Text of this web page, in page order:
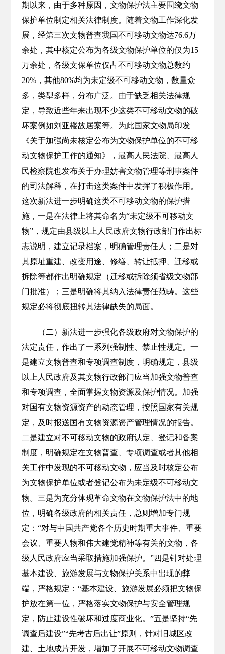
期以来，由于多种原因，文物保护法主要围绕文物
保护单位制定相关法律制度。随着文物工作深化发
展，经第三次文物普查我国不可移动文物达76.6万
余处，其中核定公布为各级文物保护单位的仅为15
万余处，各级文保单位仅占不可移动文物总数约
20%，其他80%均为未定级不可移动文物，数量众
多，类型多样，分布广泛。由于缺乏相关法律规
定，导致近些年来出现不少这类不可移动文物的破
坏案例如刘亚楼故居案等。为此国家文物局印发
《关于加强尚未核定公布为文物保护单位的不可移
动文物保护工作的通知》，最高人民法院、最高人
民检察院也发布关于办理妨害文物管理等刑事案件
的司法解释，在打击这类案件中发挥了积极作用。
这次新法进一步明确这类不可移动文物的保护措
施，一是在法律上将其命名为“未定级不可移动文
物”，规定由县级以上人民政府文物行政部门作出标
志说明，建立记录档案，明确管理责任人；二是对
其原址重建、改变用途、修缮、转让抵押、迁移或
拆除等都作出明确规定（迁移或拆除须省级文物部
门批准）；三是明确将其纳入法律责任范畴。这些
规定必将彻底扭转其法律缺失的局面。
（二）新法进一步强化各级政府对文物保护的
法定责任，作出了一系列强制性、禁止性规定。一
是建立文物普查和专项调查制度，明确规定，县级
以上人民政府及其文物行政部门应当加强文物普查
和专项调查，全面掌握文物资源及保护情况。加强
对国有文物资源资产的动态管理，按照国家有关规
定，及时报送国有文物资源资产管理情况的报告。
二是建立对不可移动文物的政府认定、登记和备案
制度，明确规定在文物普查、专项调查或者其他相
关工作中发现的不可移动文物，应当及时核定公布
为文物保护单位或者登记公布为未定级不可移动文
物。三是为充分体现革命文物在文物保护法中的地
位，明确各级政府的相关责任，总则增加专门规
定：“对与中国共产党各个历史时期重大事件、重要
会议、重要人物和伟大建党精神等有关的文物，各
级人民政府应当采取措施加强保护。”四是针对处理
基本建设、旅游发展与文物保护关系中出现的弊
端，严格规定：“基本建设、旅游发展必须把文物保
护放在第一位，严格落实文物保护与安全管理规
定，防止建设性破坏和过度商业化。”五是坚持“先
调查后建设”“先考古后出让”原则，针对旧城区改
建、土地成片开发，增加了开展不可移动文物调查